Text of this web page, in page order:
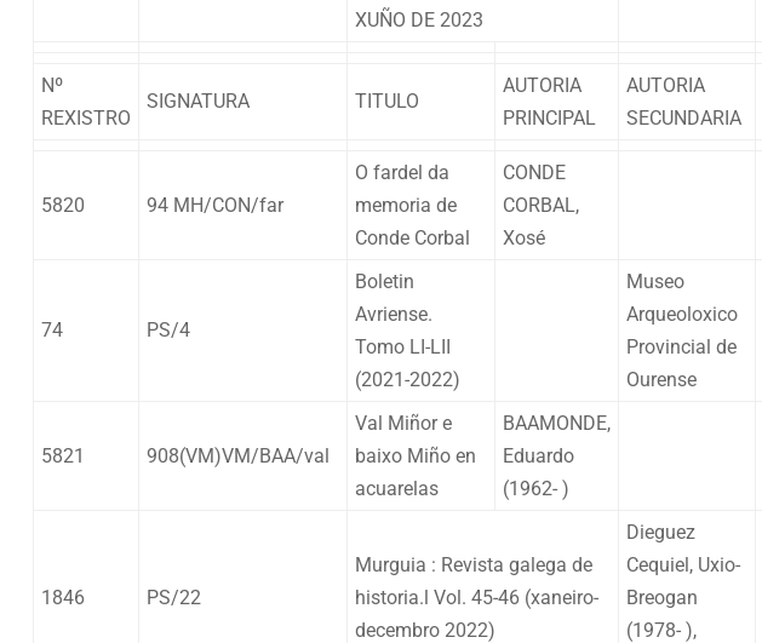
XUÑO DE 2023
Nº
REXISTRO
SIGNATURA TITULO
AUTORIA
PRINCIPAL
AUTORIA
SECUNDARIA
5820 94 MH/CON/far
O fardel da
memoria de
Conde Corbal
CONDE
CORBAL,
Xosé
74 PS/4
Boletin
Avriense.
Tomo LI-LII
(2021-2022)
Museo
Arqueoloxico
Provincial de
Ourense
5821 908(VM)VM/BAA/val
Val Miñor e
baixo Miño en
acuarelas
BAAMONDE,
Eduardo
(1962- )
1846 PS/22
Murguia : Revista galega de
historia.l Vol. 45-46 (xaneiro-
decembro 2022)
Dieguez
Cequiel, Uxio-
Breogan
(1978- ),